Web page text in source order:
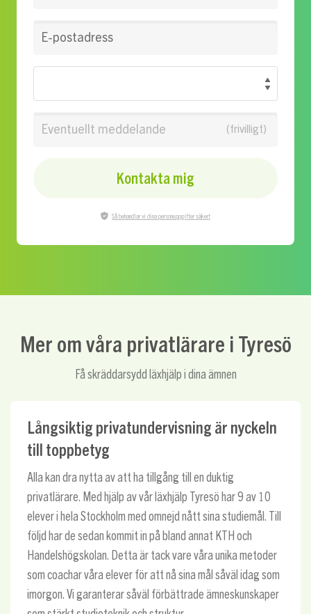
E-postadress
Eventuellt meddelande
Kontakta mig
Så behandlar vi dina personuppgifter säkert
Mer om våra privatlärare i Tyresö
Få skräddarsydd läxhjälp i dina ämnen
Långsiktig privatundervisning är nyckeln
till toppbetyg
Alla kan dra nytta av att ha tillgång till en duktig
privatlärare. Med hjälp av vår läxhjälp Tyresö har 9 av 10
elever i hela Stockholm med omnejd nått sina studiemål. Till
följd har de sedan kommit in på bland annat KTH och
Handelshögskolan. Detta är tack vare våra unika metoder
som coachar våra elever för att nå sina mål såväl idag som
imorgon. Vi garanterar såväl förbättrade ämneskunskaper